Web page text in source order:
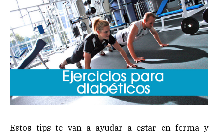
Estos tips te van a ayudar a estar en forma y